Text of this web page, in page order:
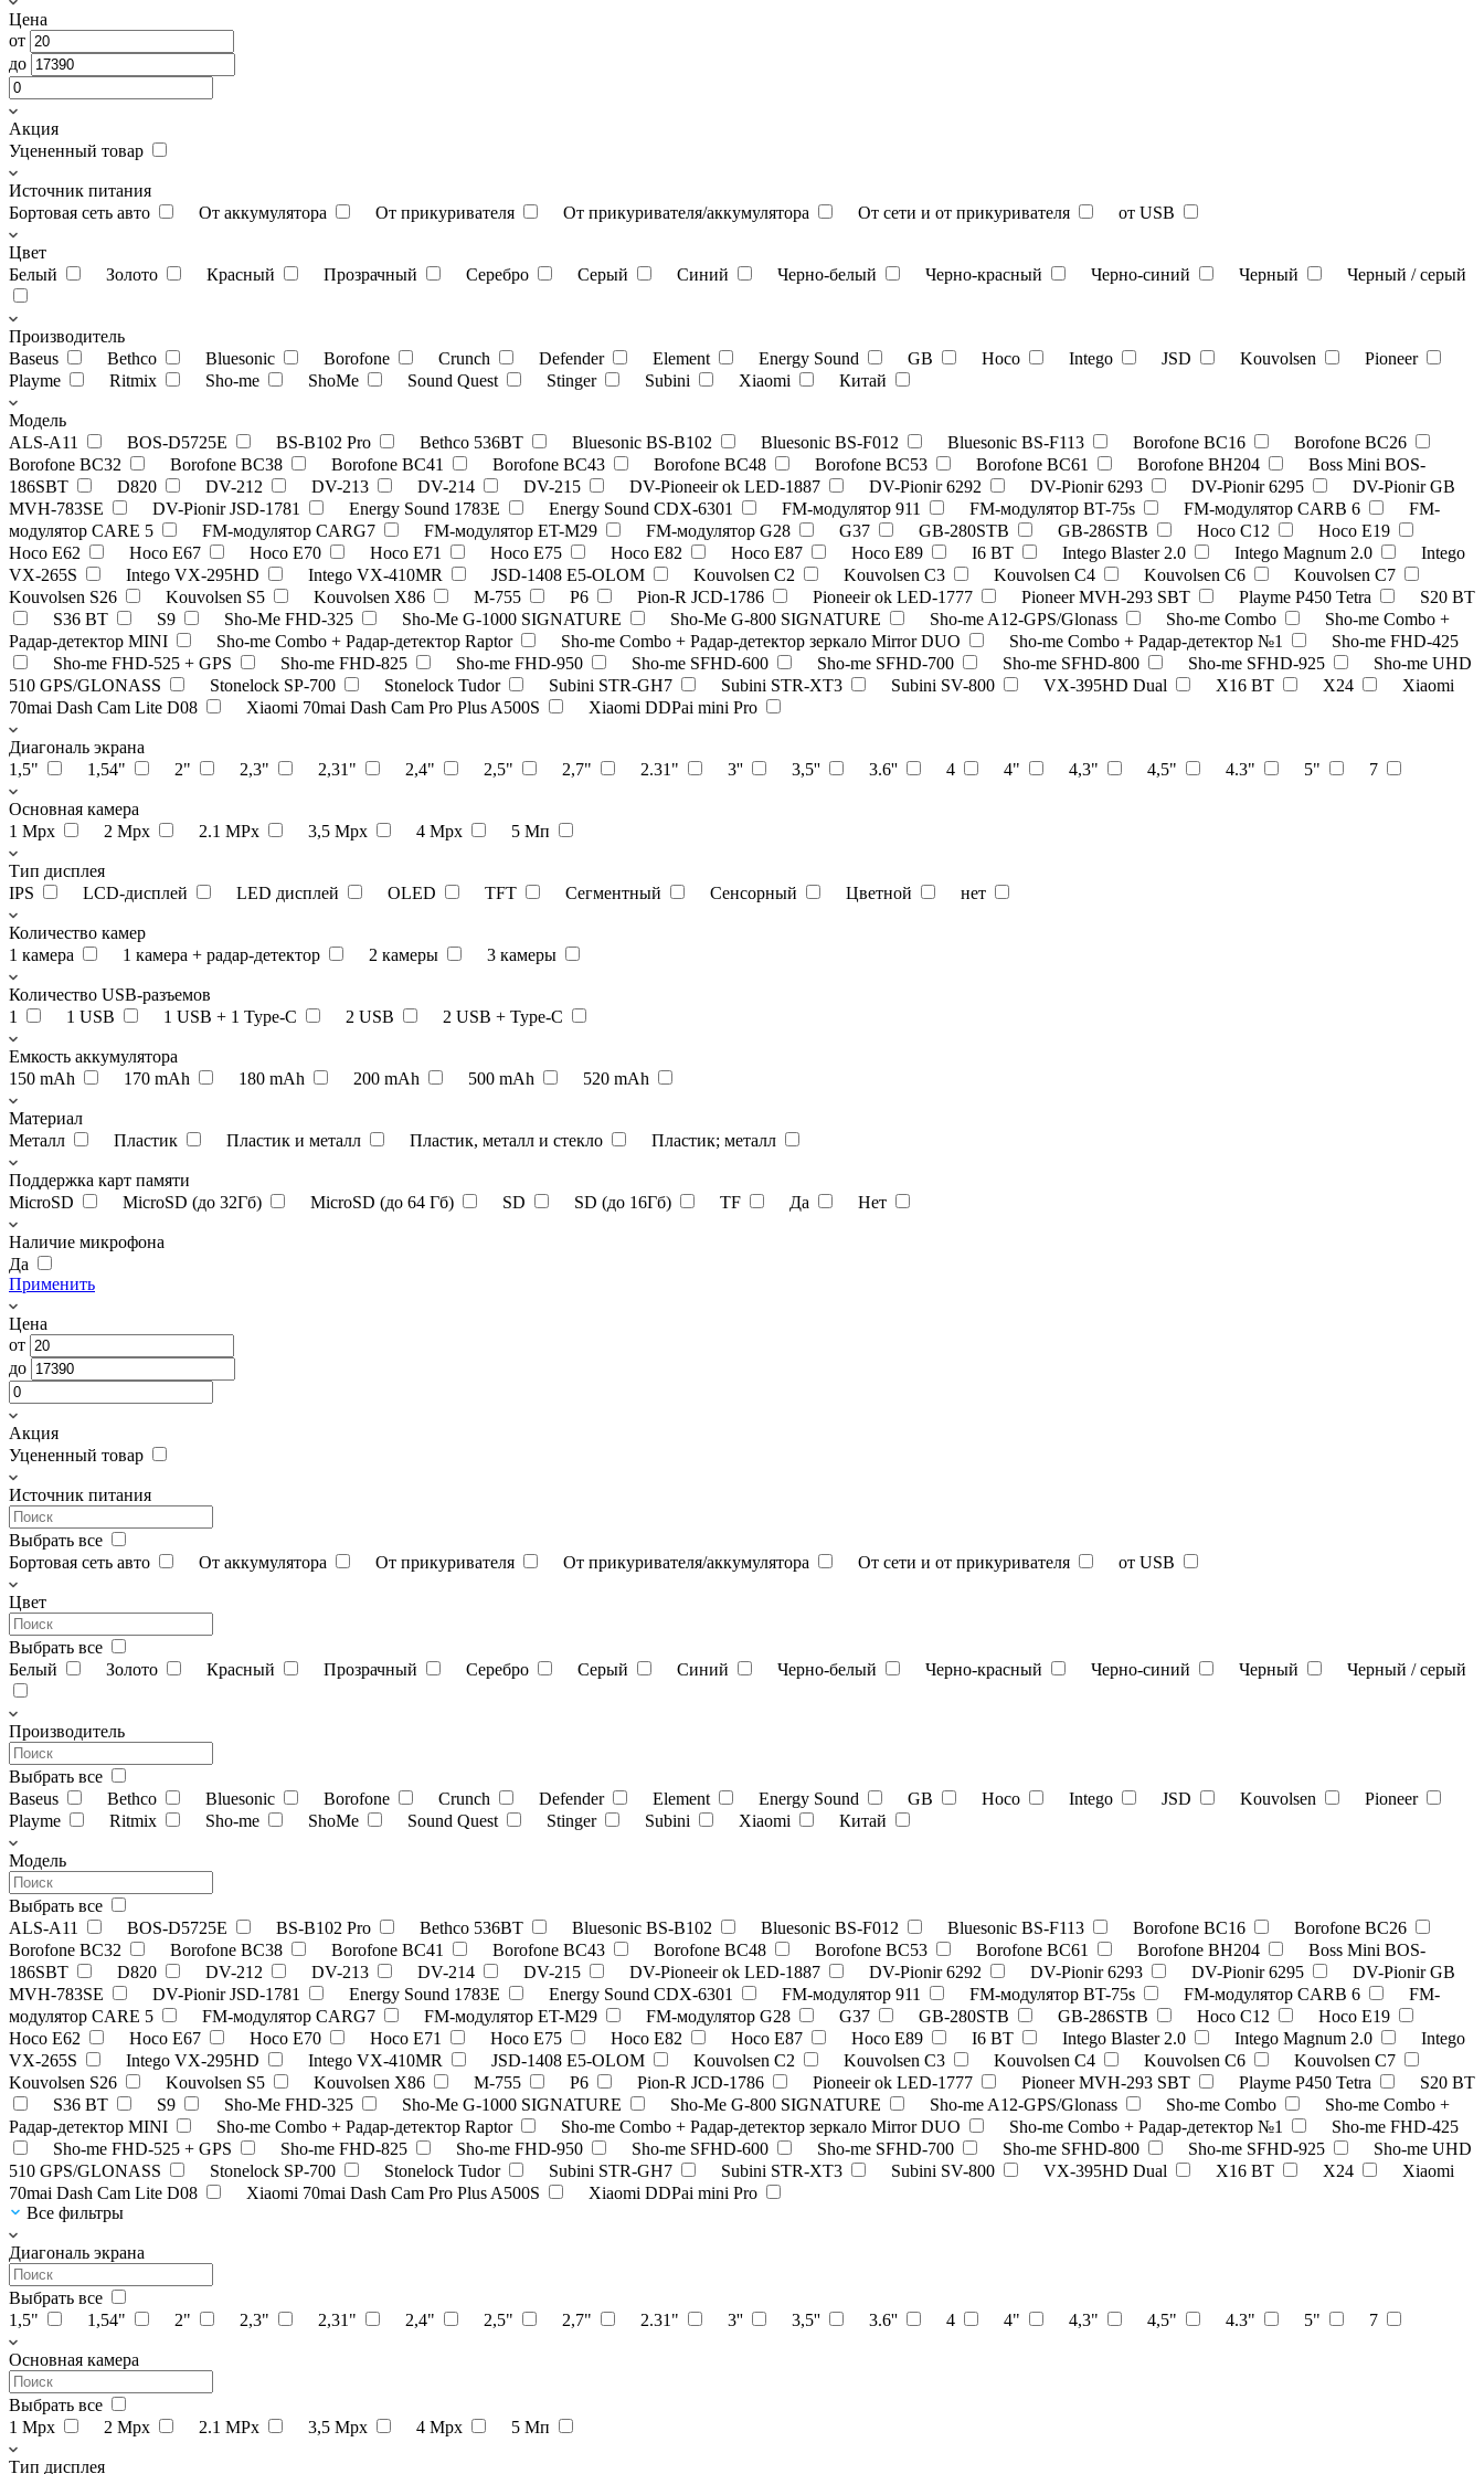
Цена
от
до
Акция
Уцененный товар
Источник питания
Бортовая сеть авто
От аккумулятора От прикуривателя От прикуривателя/аккумулятора От сети и от прикуривателя от USB
Цвет
Белый
Золото Красный Прозрачный Серебро Серый Синий Черно-белый Черно-красный Черно-синий Черный Черный / серый
Производитель
Baseus
Bethco Bluesonic Borofone Crunch Defender Element Energy Sound GB Hoco Intego JSD Kouvolsen
Pioneer
Playme
Ritmix Sho-me ShoMe Sound Quest Stinger Subini Xiaomi Китай
Модель
ALS-A11
BOS-D5725E BS-B102 Pro Bethco 536BT Bluesonic BS-B102 Bluesonic BS-F012 Bluesonic BS-F113 Borofone BC16
Borofone BC26
Borofone BC32
Borofone BC38 Borofone BC41 Borofone BC43 Borofone BC48 Borofone BC53 Borofone BC61 Borofone BH204
Boss Mini BOS-
186SBT
D820 DV-212 DV-213 DV-214 DV-215 DV-Pioneeir ok LED-1887 DV-Pionir 6292 DV-Pionir 6293 DV-Pionir 6295
DV-Pionir GB
MVH-783SE
DV-Pionir JSD-1781 Energy Sound 1783E Energy Sound CDX-6301 FM-модулятор 911 FM-модулятор BT-75s FM-модулятор CARB 6
FM-
модулятор CARE 5
FM-модулятор CARG7 FM-модулятор ET-M29 FM-модулятор G28 G37 GB-280STB GB-286STB Hoco C12
Hoco E19
Hoco E62
Hoco E67 Hoco E70 Hoco E71 Hoco E75 Hoco E82 Hoco E87 Hoco E89 I6 BT Intego Blaster 2.0 Intego Magnum 2.0
Intego
VX-265S
Intego VX-295HD Intego VX-410MR JSD-1408 E5-OLOM Kouvolsen C2 Kouvolsen C3 Kouvolsen C4 Kouvolsen C6
Kouvolsen C7
Kouvolsen S26
Kouvolsen S5 Kouvolsen X86 M-755 P6 Pion-R JCD-1786 Pioneeir ok LED-1777 Pioneer MVH-293 SBT Playme P450 Tetra
S20 BT
S36 BT
S9 Sho-Me FHD-325 Sho-Me G-1000 SIGNATURE Sho-Me G-800 SIGNATURE Sho-me A12-GPS/Glonass Sho-me Combo
Sho-me Combo +
Радар-детектор MINI
Sho-me Combo + Радар-детектор Raptor Sho-me Combo + Радар-детектор зеркало Mirror DUO Sho-me Combo + Радар-детектор №1
Sho-me FHD-425
Sho-me FHD-525 + GPS
Sho-me FHD-825 Sho-me FHD-950 Sho-me SFHD-600 Sho-me SFHD-700 Sho-me SFHD-800 Sho-me SFHD-925
Sho-me UHD
510 GPS/GLONASS
Stonelock SP-700 Stonelock Tudor Subini STR-GH7 Subini STR-XT3 Subini SV-800 VX-395HD Dual X16 BT X24
Xiaomi
70mai Dash Cam Lite D08
Xiaomi 70mai Dash Cam Pro Plus A500S Xiaomi DDPai mini Pro
Диагональ экрана
1,5"
1,54" 2" 2,3" 2,31" 2,4" 2,5" 2,7" 2.31" 3'' 3,5'' 3.6'' 4 4" 4,3" 4,5" 4.3" 5" 7
Основная камера
1 Мрх
2 Мрх 2.1 MPx 3,5 Mpx 4 Mpx 5 Мп
Тип дисплея
IPS
LCD-дисплей LED дисплей OLED TFT Сегментный Сенсорный Цветной нет
Количество камер
1 камера
1 камера + радар-детектор 2 камеры 3 камеры
Количество USB-разъемов
1
1 USB 1 USB + 1 Type-C 2 USB 2 USB + Type-C
Емкость аккумулятора
150 mAh
170 mAh 180 mAh 200 mAh 500 mAh 520 mAh
Материал
Металл
Пластик Пластик и металл Пластик, металл и стекло Пластик; металл
Поддержка карт памяти
MicroSD
MicroSD (до 32Гб) MicroSD (до 64 Гб) SD SD (до 16Гб) TF Да Нет
Наличие микрофона
Да
Применить
Цена
от
до
Акция
Уцененный товар
Источник питания
Выбрать все
Бортовая сеть авто
От аккумулятора От прикуривателя От прикуривателя/аккумулятора От сети и от прикуривателя от USB
Цвет
Выбрать все
Белый
Золото Красный Прозрачный Серебро Серый Синий Черно-белый Черно-красный Черно-синий Черный Черный / серый
Производитель
Выбрать все
Baseus
Bethco Bluesonic Borofone Crunch Defender Element Energy Sound GB Hoco Intego JSD Kouvolsen
Pioneer
Playme
Ritmix Sho-me ShoMe Sound Quest Stinger Subini Xiaomi Китай
Модель
Выбрать все
ALS-A11
BOS-D5725E BS-B102 Pro Bethco 536BT Bluesonic BS-B102 Bluesonic BS-F012 Bluesonic BS-F113 Borofone BC16
Borofone BC26
Borofone BC32
Borofone BC38 Borofone BC41 Borofone BC43 Borofone BC48 Borofone BC53 Borofone BC61 Borofone BH204
Boss Mini BOS-
186SBT
D820 DV-212 DV-213 DV-214 DV-215 DV-Pioneeir ok LED-1887 DV-Pionir 6292 DV-Pionir 6293 DV-Pionir 6295
DV-Pionir GB
MVH-783SE
DV-Pionir JSD-1781 Energy Sound 1783E Energy Sound CDX-6301 FM-модулятор 911 FM-модулятор BT-75s FM-модулятор CARB 6
FM-
модулятор CARE 5
FM-модулятор CARG7 FM-модулятор ET-M29 FM-модулятор G28 G37 GB-280STB GB-286STB Hoco C12
Hoco E19
Hoco E62
Hoco E67 Hoco E70 Hoco E71 Hoco E75 Hoco E82 Hoco E87 Hoco E89 I6 BT Intego Blaster 2.0 Intego Magnum 2.0
Intego
VX-265S
Intego VX-295HD Intego VX-410MR JSD-1408 E5-OLOM Kouvolsen C2 Kouvolsen C3 Kouvolsen C4 Kouvolsen C6
Kouvolsen C7
Kouvolsen S26
Kouvolsen S5 Kouvolsen X86 M-755 P6 Pion-R JCD-1786 Pioneeir ok LED-1777 Pioneer MVH-293 SBT Playme P450 Tetra
S20 BT
S36 BT
S9 Sho-Me FHD-325 Sho-Me G-1000 SIGNATURE Sho-Me G-800 SIGNATURE Sho-me A12-GPS/Glonass Sho-me Combo
Sho-me Combo +
Радар-детектор MINI
Sho-me Combo + Радар-детектор Raptor Sho-me Combo + Радар-детектор зеркало Mirror DUO Sho-me Combo + Радар-детектор №1
Sho-me FHD-425
Sho-me FHD-525 + GPS
Sho-me FHD-825 Sho-me FHD-950 Sho-me SFHD-600 Sho-me SFHD-700 Sho-me SFHD-800 Sho-me SFHD-925
Sho-me UHD
510 GPS/GLONASS
Stonelock SP-700 Stonelock Tudor Subini STR-GH7 Subini STR-XT3 Subini SV-800 VX-395HD Dual X16 BT X24
Xiaomi
70mai Dash Cam Lite D08
Xiaomi 70mai Dash Cam Pro Plus A500S
Xiaomi DDPai mini Pro
Все фильтры
Диагональ экрана
Выбрать все
1,5"
1,54" 2" 2,3" 2,31" 2,4" 2,5" 2,7" 2.31" 3'' 3,5'' 3.6'' 4 4" 4,3" 4,5" 4.3" 5" 7
Основная камера
Выбрать все
1 Мрх
2 Мрх 2.1 MPx 3,5 Mpx 4 Mpx 5 Мп
Тип дисплея